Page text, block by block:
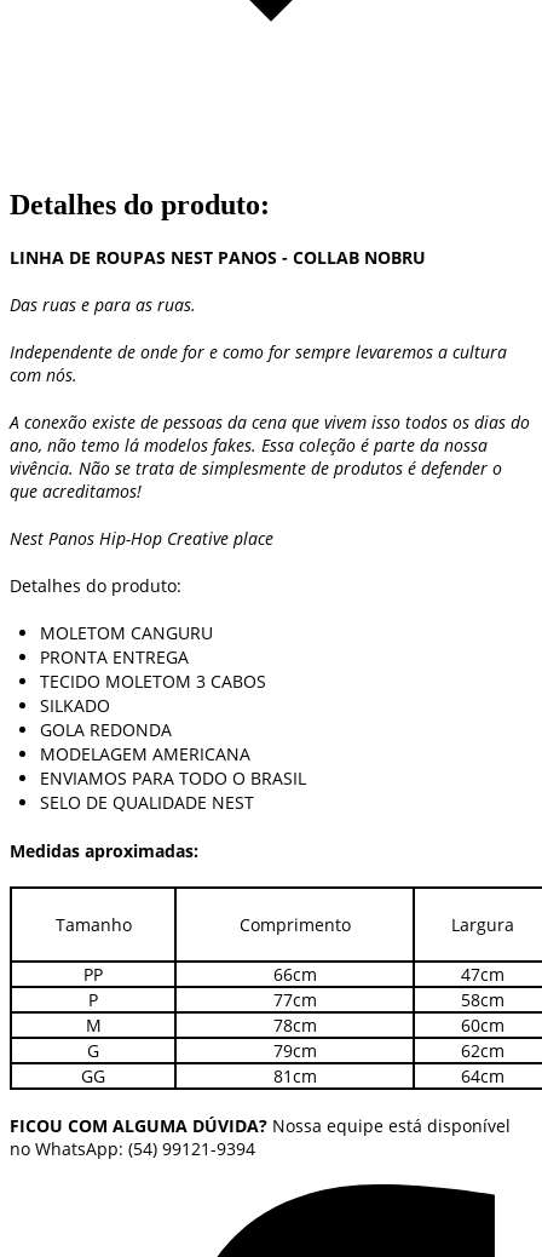
Detalhes do produto:
LINHA DE ROUPAS NEST PANOS - COLLAB NOBRU
Das ruas e para as ruas.
Independente de onde for e como for sempre levaremos a cultura
com nós.
A conexão existe de pessoas da cena que vivem isso todos os dias do
ano, não temo lá modelos fakes. Essa coleção é parte da nossa
vivência. Não se trata de simplesmente de produtos é defender o
que acreditamos!
Nest Panos Hip-Hop Creative place
Detalhes do produto:
MOLETOM CANGURU
PRONTA ENTREGA
TECIDO MOLETOM 3 CABOS
SILKADO
GOLA REDONDA
MODELAGEM AMERICANA
ENVIAMOS PARA TODO O BRASIL
SELO DE QUALIDADE NEST
Medidas aproximadas:
Tamanho Comprimento Largura
PP 66cm
47cm
P
77cm
58cm
M
78cm
60cm
G
79cm
62cm
GG
81cm 64cm
FICOU COM ALGUMA DÚVIDA? Nossa equipe está disponível
no WhatsApp: (54) 99121-9394